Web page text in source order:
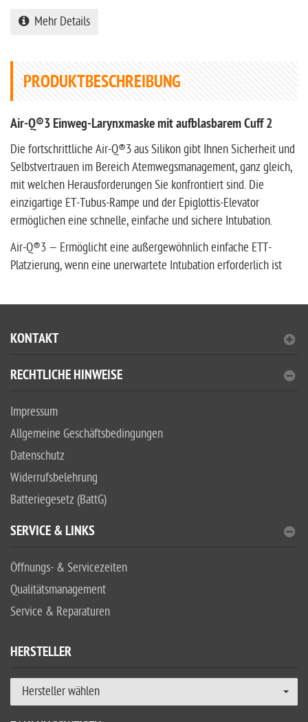
Mehr Details
PRODUKTBESCHREIBUNG
Air-Q®3 Einweg-Larynxmaske mit aufblasbarem Cuff 2
Die fortschrittliche Air-Q®3 aus Silikon gibt Ihnen Sicherheit und
Selbstvertrauen im Bereich Atemwegsmanagement, ganz gleich,
mit welchen Herausforderungen Sie konfrontiert sind. Die
einzigartige ET-Tubus-Rampe und der Epiglottis-Elevator
ermöglichen eine schnelle, einfache und sichere Intubation.
Air-Q®3 — Ermöglicht eine außergewöhnlich einfache ETT-
Platzierung, wenn eine unerwartete Intubation erforderlich ist
KONTAKT
RECHTLICHE HINWEISE
Impressum
Allgemeine Geschäftsbedingungen
Datenschutz
Widerrufsbelehrung
Batteriegesetz (BattG)
SERVICE & LINKS
Öffnungs- & Servicezeiten
Qualitätsmanagement
Service & Reparaturen
HERSTELLER
Hersteller wählen